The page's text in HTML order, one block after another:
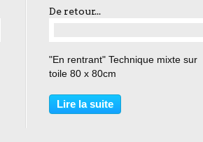
De retour...
"En rentrant" Technique mixte sur
toile 80 x 80cm
Lire la suite